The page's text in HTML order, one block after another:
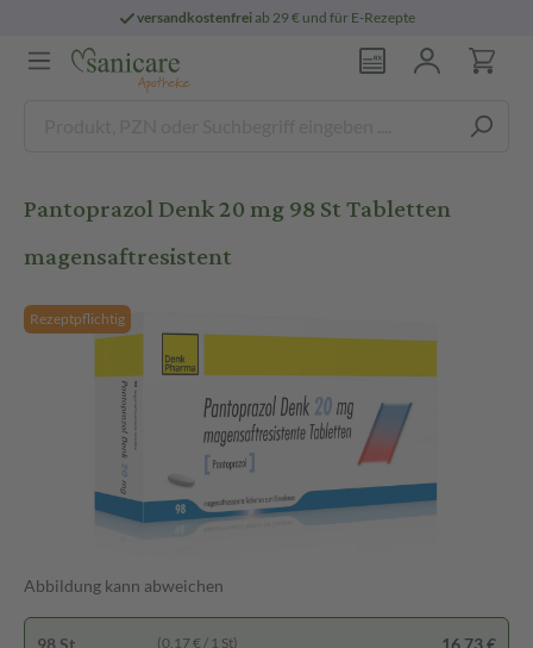
versandkostenfreiab 29 € und für E-Rezepte
Pantoprazol Denk 20 mg 98 St Tabletten
magensaftresistent
Rezeptpflichtig
Abbildung kann abweichen
98 St (0,17 € / 1 St) 16,73 €